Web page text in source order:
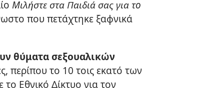
Μιλήστε στα Παιδιά σας για το
που πετάχτηκε ξαφνικά
θύματα σεξουαλικών
περίπου το 10 τοις εκατό των
Εθνικό Δίκτυο για τον